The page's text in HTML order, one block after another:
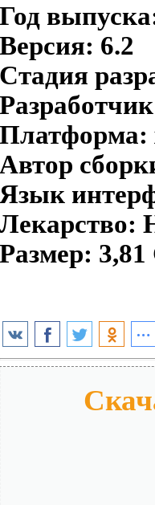
Год
Версия: 6.2
Стадия
Платформа:
Автор
Язык
Лекарство:
Размер: 3,81